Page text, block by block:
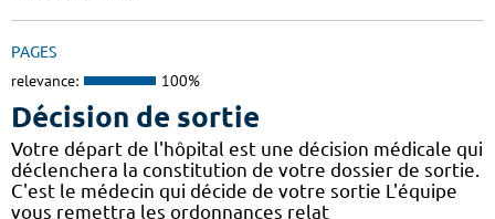
PAGES
relevance: 100%
Décision de sortie
Votre départ de l'hôpital est une décision médicale qui
déclenchera la constitution de votre dossier de sortie.
C'est le médecin qui décide de votre sortie L'équipe
vous remettra les ordonnances relat